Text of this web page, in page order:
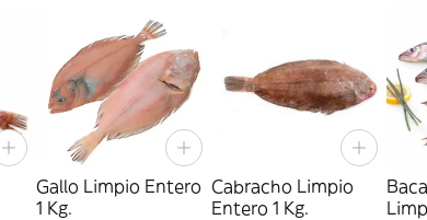
Gallo Limpio Entero
1 Kg.
Cabracho Limpio
Entero 1 Kg.